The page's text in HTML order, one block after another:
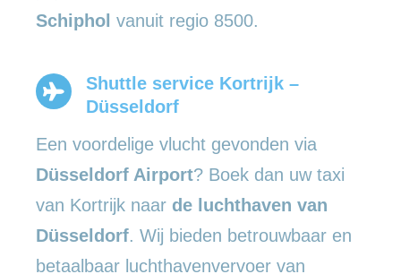
Schiphol vanuit regio 8500.
Shuttle service Kortrijk –
Düsseldorf
Een voordelige vlucht gevonden via
Düsseldorf Airport? Boek dan uw taxi
van Kortrijk naar de luchthaven van
Düsseldorf. Wij bieden betrouwbaar en
betaalbaar luchthavenvervoer van